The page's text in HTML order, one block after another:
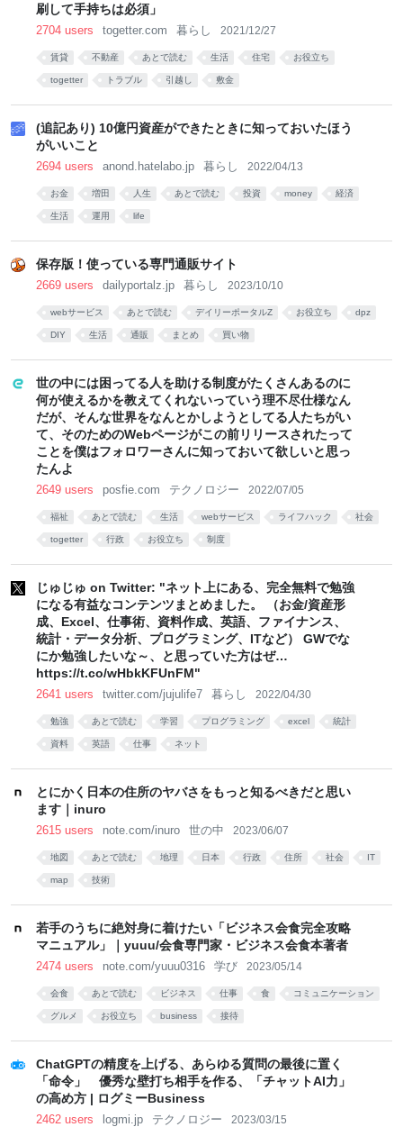
刷して手持ちは必須」
2704 users togetter.com 暮らし 2021/12/27
賃貸 不動産 あとで読む 生活 住宅 お役立ち
togetter トラブル 引越し 敷金
(追記あり) 10億円資産ができたときに知っておいたほう
がいいこと
2694 users anond.hatelabo.jp 暮らし 2022/04/13
お金 増田 人生 あとで読む 投資 money 経済
生活 運用 life
保存版！使っている専門通販サイト
2669 users dailyportalz.jp 暮らし 2023/10/10
webサービス あとで読む デイリーポータルZ お役立ち dpz
DIY 生活 通販 まとめ 買い物
世の中には困ってる人を助ける制度がたくさんあるのに
何が使えるかを教えてくれないっていう理不尽仕様なん
だが、そんな世界をなんとかしようとしてる人たちがい
て、そのためのWebページがこの前リリースされたって
ことを僕はフォロワーさんに知っておいて欲しいと思っ
たんよ
2649 users posfie.com テクノロジー 2022/07/05
福祉 あとで読む 生活 webサービス ライフハック 社会
togetter 行政 お役立ち 制度
じゅじゅ on Twitter: "ネット上にある、完全無料で勉強
になる有益なコンテンツまとめました。 （お金/資産形
成、Excel、仕事術、資料作成、英語、ファイナンス、
統計・データ分析、プログラミング、ITなど） GWでな
にか勉強したいな～、と思っていた方はぜ…
https://t.co/wHbkKFUnFM"
2641 users twitter.com/jujulife7 暮らし 2022/04/30
勉強 あとで読む 学習 プログラミング excel 統計
資料 英語 仕事 ネット
とにかく日本の住所のヤバさをもっと知るべきだと思い
ます｜inuro
2615 users note.com/inuro 世の中 2023/06/07
地図 あとで読む 地理 日本 行政 住所 社会 IT
map 技術
若手のうちに絶対身に着けたい「ビジネス会食完全攻略
マニュアル」｜yuuu/会食専門家・ビジネス会食本著者
2474 users note.com/yuuu0316 学び 2023/05/14
会食 あとで読む ビジネス 仕事 食 コミュニケーション
グルメ お役立ち business 接待
ChatGPTの精度を上げる、あらゆる質問の最後に置く
「命令」 優秀な壁打ち相手を作る、「チャットAI力」
の高め方 | ログミーBusiness
2462 users logmi.jp テクノロジー 2023/03/15